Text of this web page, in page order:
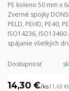
PE koleno 50 mm x
Zverné spojky
PELD, PEHD, PE40,
ISO14236,
spájanie všetkých
Dostupnosť
14,30 €/ks11,63 €